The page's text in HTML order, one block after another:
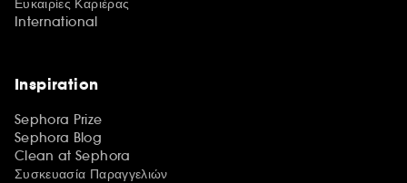
Ευκαιρίες Καριέρας
International
Inspiration
Sephora Prize
Sephora Blog
Clean at Sephora
Συσκευασία Παραγγελιών